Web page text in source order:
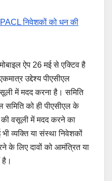
निवेशकों को धन की
ऐप 26 मई से एक्टिव है
उद्देश्य पीएसीएल
में मदद करना है। समिति
समिति को ही पीएसीएल के
वसूली में मदद करने का
व्यक्ति या संस्था निवेशकों
के लिए दावों को आमंत्रित या